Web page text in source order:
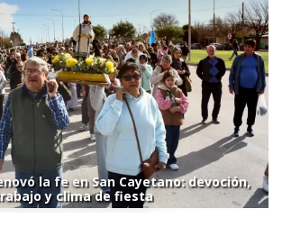
la fe en San Cayetano: devoción,
y clima de fiesta